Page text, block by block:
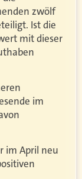
zwölf
Ist die
mit dieser
im
im April neu